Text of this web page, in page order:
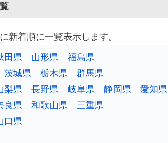
新着順に一覧表示します。
田県 山形県
福島県
茨城県 栃木県
群馬県
梨県 長野県 岐阜県 静岡県
愛知県
良県 和歌山県
三重県
口県